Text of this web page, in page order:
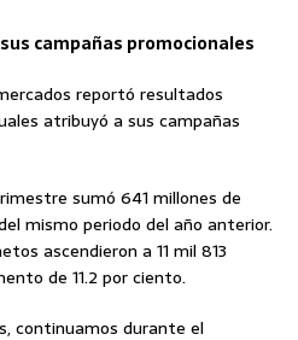
campañas promocionales
reportó resultados
atribuyó a sus campañas
sumó 641 millones de
mismo periodo del año anterior.
ascendieron a 11 mil 813
de 11.2 por ciento.
continuamos durante el